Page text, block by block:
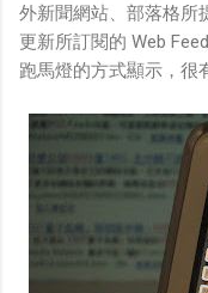
外新聞網站、部落格所
更新所訂閱的 Web
跑馬燈的方式顯示，很